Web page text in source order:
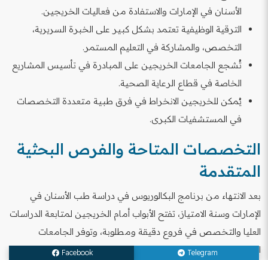
الأسنان في الإمارات والاستفادة من فعاليات الخريجين.
الترقية الوظيفية تعتمد بشكل كبير على الخبرة السريرية،
التخصص، والمشاركة في التعليم المستمر.
تُشجع الجامعات الخريجين على المبادرة في تأسيس المشاريع
الخاصة في قطاع الرعاية الصحية.
يُمكن للخريجين الانخراط في فرق طبية متعددة التخصصات
في المستشفيات الكبرى.
التخصصات المتاحة والفرص البحثية
المتقدمة
بعد الانتهاء من برنامج البكالوريوس في دراسة طب الأسنان في
الإمارات وسنة الامتياز، تفتح الأبواب أمام الخريجين لمتابعة الدراسات
العليا والتخصص في فروع دقيقة ومطلوبة، وتوفر الجامعات
الإماراتية برامج ماجستير ودكتوراه متقدمة، بالإضافة إلى بيئة
Telegram
Facebook